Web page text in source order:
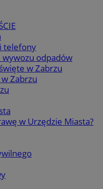
telefony
odpadów
w Zabrzu
w Zabrzu
w Urzędzie Miasta?